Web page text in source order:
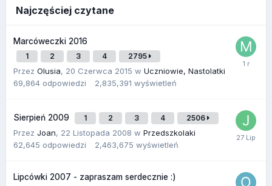
Najczęściej czytane
Marcóweczki 2016
1 2 3 4 2795
Przez Olusia, 20 Czerwca 2015 w Uczniowie, Nastolatki
69,864 odpowiedzi 2,835,391 wyświetleń
Sierpień 2009 1 2 3 4 2506
Przez Joan, 22 Listopada 2008 w Przedszkolaki
62,645 odpowiedzi 2,463,675 wyświetleń
Lipcówki 2007 - zapraszam serdecznie :)